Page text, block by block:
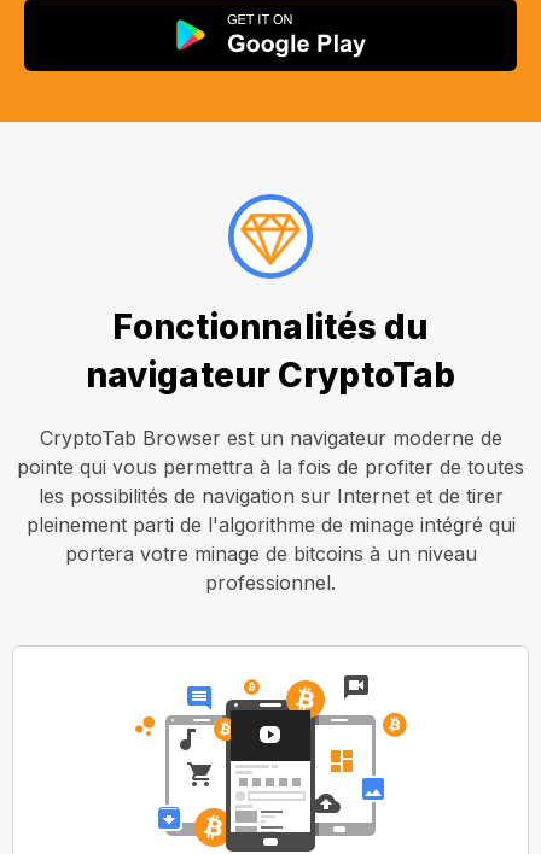
Fonctionnalités du
navigateur CryptoTab
CryptoTab Browser est un navigateur moderne de
pointe qui vous permettra à la fois de profiter de toutes
les possibilités de navigation sur Internet et de tirer
pleinement parti de l'algorithme de minage intégré qui
portera votre minage de bitcoins à un niveau
professionnel.